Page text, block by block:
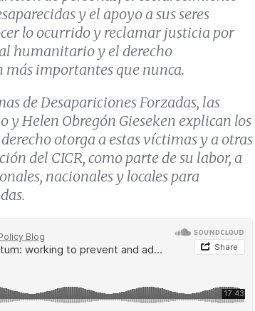
y el apoyo a sus seres
lo ocurrido y reclamar justicia por
humanitario y el derecho
más importantes que nunca.
de Desapariciones Forzadas, las
y Helen Obregón Gieseken explican los
otorga a estas víctimas y a otras
del CICR, como parte de su labor, a
nacionales y locales para
.